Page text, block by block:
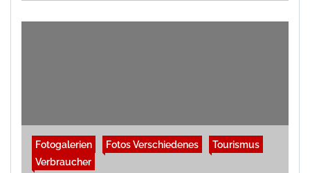
Fotogalerien Fotos Verschiedenes
Tourismus
Verbraucher